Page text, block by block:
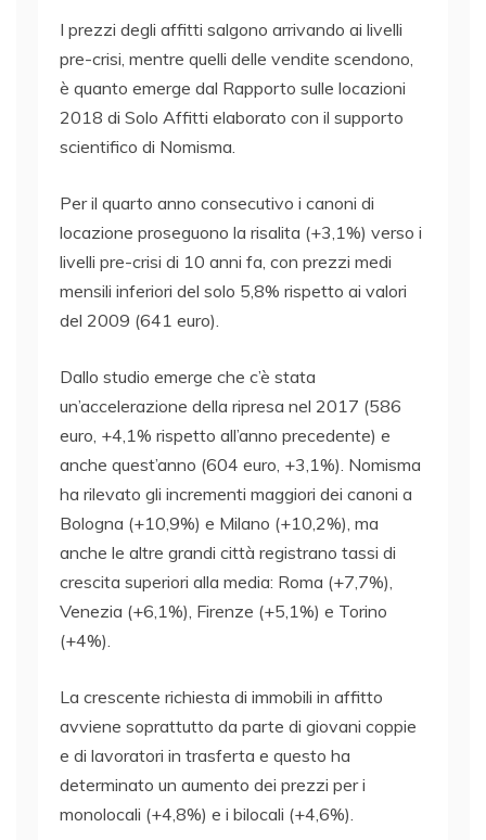
I prezzi degli affitti salgono arrivando ai livelli
pre-crisi, mentre quelli delle vendite scendono,
è quanto emerge dal Rapporto sulle locazioni
2018 di Solo Affitti elaborato con il supporto
scientifico di Nomisma.
Per il quarto anno consecutivo i canoni di
locazione proseguono la risalita (+3,1%) verso i
livelli pre-crisi di 10 anni fa, con prezzi medi
mensili inferiori del solo 5,8% rispetto ai valori
del 2009 (641 euro).
Dallo studio emerge che c’è stata
un’accelerazione della ripresa nel 2017 (586
euro, +4,1% rispetto all’anno precedente) e
anche quest’anno (604 euro, +3,1%). Nomisma
ha rilevato gli incrementi maggiori dei canoni a
Bologna (+10,9%) e Milano (+10,2%), ma
anche le altre grandi città registrano tassi di
crescita superiori alla media: Roma (+7,7%),
Venezia (+6,1%), Firenze (+5,1%) e Torino
(+4%).
La crescente richiesta di immobili in affitto
avviene soprattutto da parte di giovani coppie
e di lavoratori in trasferta e questo ha
determinato un aumento dei prezzi per i
monolocali (+4,8%) e i bilocali (+4,6%).